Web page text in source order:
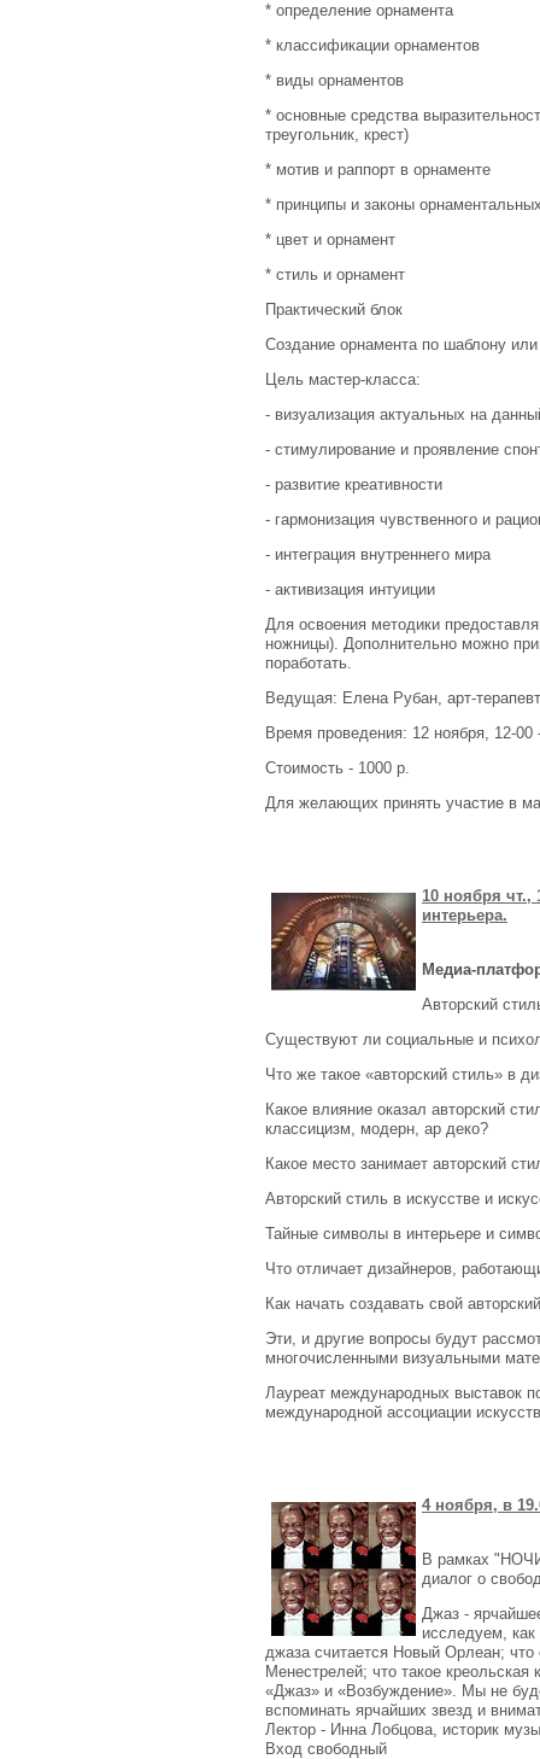
* определение орнамента
* классификации орнаментов
* виды орнаментов
* основные средства
треугольник, крест)
* мотив и раппорт в орнаменте
* принципы и законы
* цвет и орнамент
* стиль и орнамент
Практический блок
Создание орнамента по шаблону
Цель мастер-класса:
- визуализация актуальных на
- стимулирование и проявление
- развитие креативности
- гармонизация чувственного и
- интеграция внутреннего мира
- активизация интуиции
Для освоения методики
ножницы). Дополнительно можно
поработать.
Ведущая: Елена Рубан, арт-
Время проведения: 12 ноября, 12-
Стоимость - 1000 р.
Для желающих принять участие в
10 ноября
интерьера.
Медиа-
Авторский
Существуют ли социальные и
Что же такое «авторский стиль» в
Какое влияние оказал авторский
классицизм, модерн, ар деко?
Какое место занимает авторский
Авторский стиль в искусстве и
Тайные символы в интерьере и
Что отличает дизайнеров,
Как начать создавать свой
Эти, и другие вопросы будут
многочисленными визуальными
Лауреат международных выставок
международной ассоциации
4 ноября, в
В рамках
диалог о
Джаз -
исследуем,
джаза считается Новый Орлеан;
Менестрелей; что такое
«Джаз» и «Возбуждение». Мы не
вспоминать ярчайших звезд и
Лектор - Инна Лобцова, историк
Вход свободный